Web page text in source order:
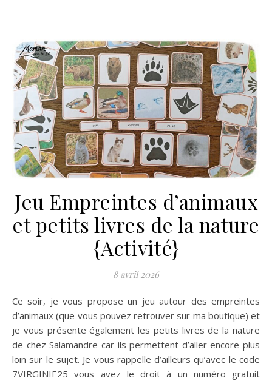
Jeu Empreintes d’animaux
et petits livres de la nature
{Activité}
8 avril 2026
Ce soir, je vous propose un jeu autour des empreintes
d’animaux (que vous pouvez retrouver sur ma boutique) et
je vous présente également les petits livres de la nature
de chez Salamandre car ils permettent d’aller encore plus
loin sur le sujet. Je vous rappelle d’ailleurs qu’avec le code
7VIRGINIE25 vous avez le droit à un numéro gratuit